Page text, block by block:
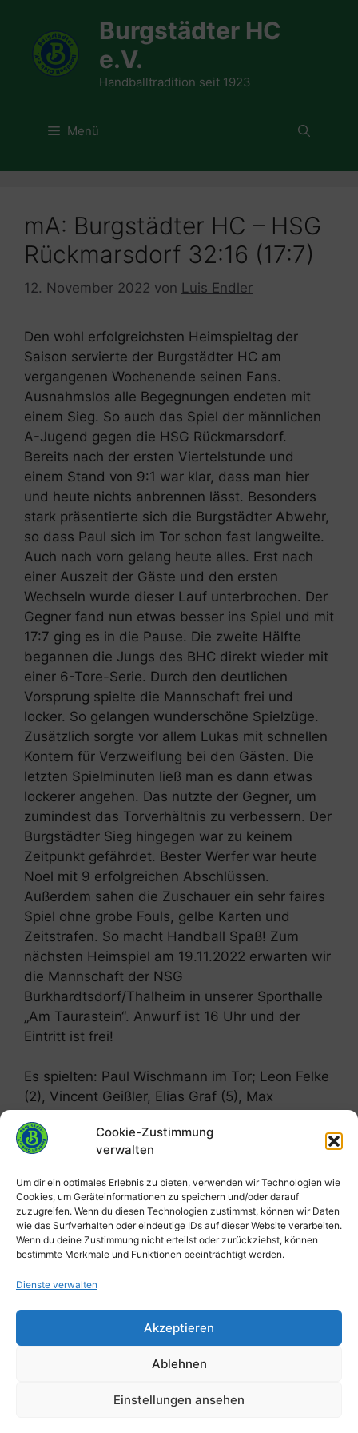
Cookie-Zustimmung
verwalten
Um dir ein optimales Erlebnis zu bieten, verwenden wir Technologien wie
Cookies, um Geräteinformationen zu speichern und/oder darauf
zuzugreifen. Wenn du diesen Technologien zustimmst, können wir Daten
wie das Surfverhalten oder eindeutige IDs auf dieser Website verarbeiten.
Wenn du deine Zustimmung nicht erteilst oder zurückziehst, können
bestimmte Merkmale und Funktionen beeinträchtigt werden.
Dienste verwalten
Akzeptieren
Ablehnen
Einstellungen ansehen
springen
Burgstädter HC
e.V.
Handballtradition seit 1923
Menü
mA: Burgstädter HC – HSG
Rückmarsdorf 32:16 (17:7)
12. November 2022 von Luis Endler
Den wohl erfolgreichsten Heimspieltag der
Saison servierte der Burgstädter HC am
vergangenen Wochenende seinen Fans.
Ausnahmslos alle Begegnungen endeten mit
einem Sieg. So auch das Spiel der männlichen
A-Jugend gegen die HSG Rückmarsdorf.
Bereits nach der ersten Viertelstunde und
einem Stand von 9:1 war klar, dass man hier
und heute nichts anbrennen lässt. Besonders
stark präsentierte sich die Burgstädter Abwehr,
so dass Paul sich im Tor schon fast langweilte.
Auch nach vorn gelang heute alles. Erst nach
einer Auszeit der Gäste und den ersten
Wechseln wurde dieser Lauf unterbrochen. Der
Gegner fand nun etwas besser ins Spiel und mit
17:7 ging es in die Pause. Die zweite Hälfte
begannen die Jungs des BHC direkt wieder mit
einer 6-Tore-Serie. Durch den deutlichen
Vorsprung spielte die Mannschaft frei und
locker. So gelangen wunderschöne Spielzüge.
Zusätzlich sorgte vor allem Lukas mit schnellen
Kontern für Verzweiflung bei den Gästen. Die
letzten Spielminuten ließ man es dann etwas
lockerer angehen. Das nutzte der Gegner, um
zumindest das Torverhältnis zu verbessern. Der
Burgstädter Sieg hingegen war zu keinem
Zeitpunkt gefährdet. Bester Werfer war heute
Noel mit 9 erfolgreichen Abschlüssen.
Außerdem sahen die Zuschauer ein sehr faires
Spiel ohne grobe Fouls, gelbe Karten und
Zeitstrafen. So macht Handball Spaß! Zum
nächsten Heimspiel am 19.11.2022 erwarten wir
die Mannschaft der NSG
Burkhardtsdorf/Thalheim in unserer Sporthalle
„Am Taurastein“. Anwurf ist 16 Uhr und der
Eintritt ist frei!
Es spielten: Paul Wischmann im Tor; Leon Felke
(2), Vincent Geißler, Elias Graf (5), Max
Langguth (1), Paul Mädler (2), Luis Mehner (2),
Noel Mehner (9), Lukas Obst (6), Max Wittig
Kategorien
Jugend,Männliche A-Jugend,Spielberichte
Männer: Burgstädter HC – TSV Lichtentanne
32:22 (21:11)
wD: HV Grüna – Burgstädter HC 11:13 (6:8)
Datenschutzerklärung
Cookie-Richtlinie